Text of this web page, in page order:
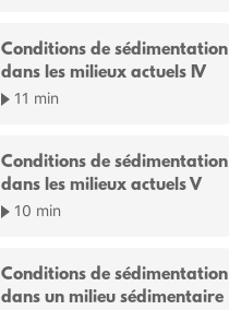
Conditions de sédimentation
dans les milieux actuels IV
11 min
Conditions de sédimentation
dans les milieux actuels V
10 min
Conditions de sédimentation
dans un milieu sédimentaire